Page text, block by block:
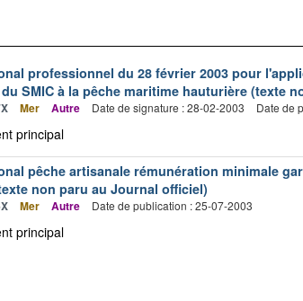
professionnel du 28 février 2003 pour
SMIC à la pêche maritime hauturière (texte
Mer Autre Date de signature : 28-02-2003 Date de
principal
pêche artisanale rémunération minimale
non paru au Journal officiel)
Mer Autre Date de publication : 25-07-2003
principal